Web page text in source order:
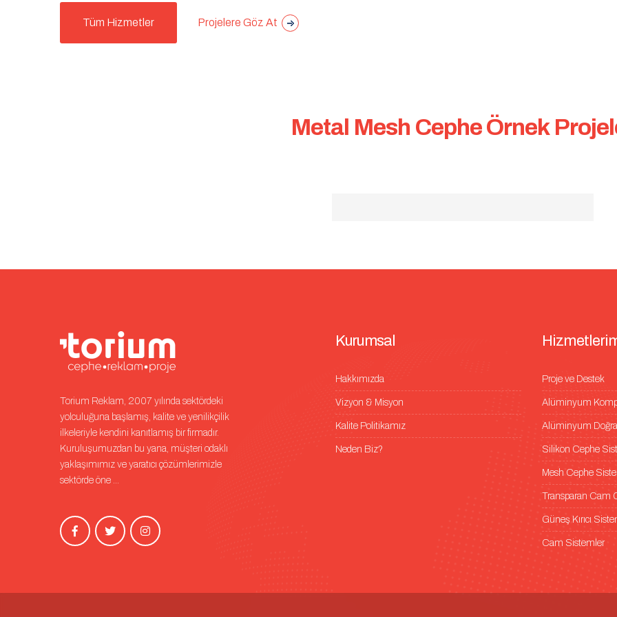
Tüm Hizmetler Projelere Göz At
Metal Mesh Cephe Örnek Projel
Torium Reklam, 2007 yılında sektördeki
yolculuğuna başlamış, kalite ve yenilikçilik
ilkeleriyle kendini kanıtlamış bir firmadır.
Kuruluşumuzdan bu yana, müşteri odaklı
yaklaşımımız ve yaratıcı çözümlerimizle
sektörde öne ...
Kurumsal
Hakkımızda
Vizyon & Misyon
Kalite Politikamız
Neden Biz?
Hizmetl eri
Proje ve Destek
Alüminyum
Alüminyum
Silikon Cephe
Mesh Cephe
Transparan Cam
Güneş Kırıcı
Cam Sistemler